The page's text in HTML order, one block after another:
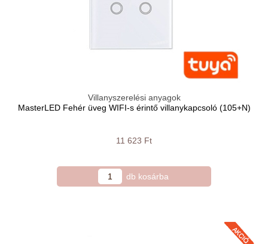
Villanyszerelési anyagok
MasterLED Fehér üveg WIFI-s érintő villanykapcsoló (105+N)
11 623 Ft